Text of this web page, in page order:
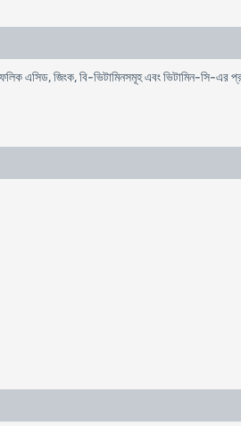
এসিড, জিংক, বি-ভিটামিনসমূহ এবং ভিটামিন-সি-এর